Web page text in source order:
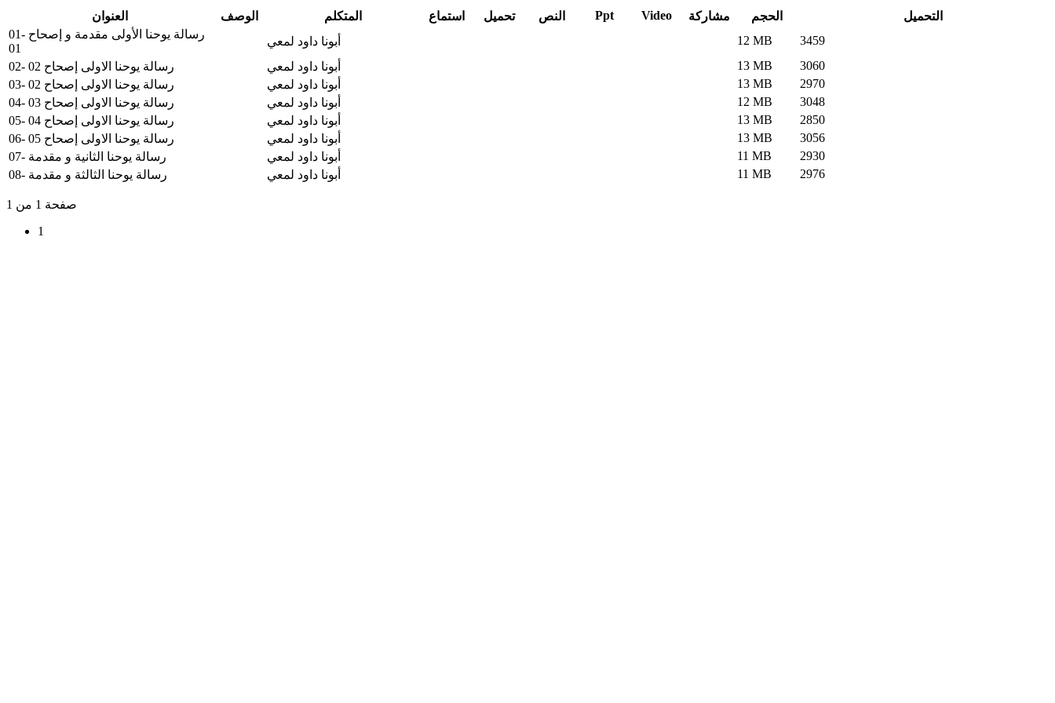
العنوان الوصف المتكلم استماع تحميل النص Ppt Video مشاركة الحجم
التحميل
01- رسالة يوحنا الأولى مقدمة و إصحاح
01
أبونا داود لمعي 12 MB
3459
02- رسالة يوحنا الاولى إصحاح 02
أبونا داود لمعي 13 MB
3060
03- رسالة يوحنا الاولى إصحاح 02
أبونا داود لمعي 13 MB
2970
04- رسالة يوحنا الاولى إصحاح 03
أبونا داود لمعي 12 MB
3048
05- رسالة يوحنا الاولى إصحاح 04
أبونا داود لمعي 13 MB
2850
06- رسالة يوحنا الاولى إصحاح 05
أبونا داود لمعي 13 MB
3056
07- رسالة يوحنا الثانية و مقدمة
أبونا داود لمعي 11 MB
2930
08- رسالة يوحنا الثالثة و مقدمة
أبونا داود لمعي 11 MB 2976
صفحة 1 من 1
1